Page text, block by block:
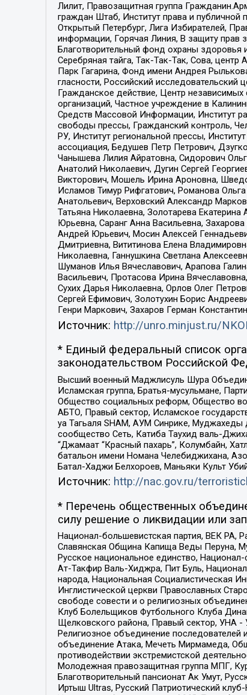
Лилит, Правозащитная группа
граждан Штаб, Институт права и
Открытый Петербург, Лига Избирателей,
информации, Горячая Линия, В защиту прав
Благотворительный фонд охраны
Серебряная тайга, Так-Так-Так, Сова,
Парк Гагарина, Фонд имени Андрея
гласности, Российский исследовательский
Гражданское действие, Центр
организаций, Частное учреждение в
Средств Массовой Информации, Институт
свободы прессы, Гражданский контроль,
РУ, Институт региональной прессы,
ассоциация, Бедушев Петр Петрович,
Чанышева Лилия Айратовна, Сидорович
Анатолий Николаевич, Дугин Сергей
Викторович, Мошель Ирина Ароновна,
Исламов Тимур Рифгатович, Романова
Анатольевич, Верховский Александр
Татьяна Николаевна, Золотарева
Юрьевна, Саранг Анна Васильевна,
Андрей Юрьевич, Мосин Алексей
Дмитриевна, Вититинова Елена
Николаевна, Ганнушкина Светлана
Шуманов Илья Вячеславович, Арапова
Васильевич, Протасова Ирина
Сухих Дарья Николаевна, Орлов Олег
Сергей Ефимович, Золотухин Борис
Генри Маркович, Захаров Герман
Источник: http://unro.minjust.ru/
* Единый федеральный список
законодательством Российской
Высший военный Маджлисуль Шура
Исламская группа, Братья-мусульмане,
Общество социальных реформ, Общество
АБТО, Правый сектор, Исламское
уа Тагьаля SHAM, АУМ Синрике,
сообщество Сеть, Катиба Таухид валь-
“Джамаат “Красный пахарь”, Колумбайн,
батальон имени Номана Челебиджихана,
Батал-Хаджи Белхороев, Маньяки Культ
Источник: http://nac.gov.ru/
* Перечень общественных
силу решение о ликвидации или
Национал-большевистская партия, ВЕК РА,
Славянская Община Капища Веды Перуна,
Русское национальное единство,
Ат-Такфир Валь-Хиджра, Пит Буль,
народа, Национальная Социалистическая
Инглистической церкви Православных
свободе совести и о религиозных
Клуб Болельщиков Футбольного Клуба
Щелковского района, Правый сектор, УНА -
Религиозное объединение последователей
объединение Атака, Мечеть Мирмамеда,
противодействии экстремистской
Молодежная правозащитная группа МПГ,
Благотворительный пансионат Ак Умут,
Иртыш Ultras, Русский Патриотический